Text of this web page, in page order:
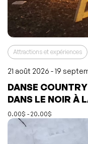
Attractions et expériences
21 août 2026 - 19
DANSE
DANS LE NOIR À
0.00$ - 20.00$
L'événement a été
Événement retiré de